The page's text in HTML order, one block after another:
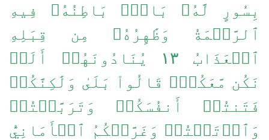
بِسُورٍ لَّهُۥ بَابُۢ بَاطِنُهُۥ فِيهِ
ٱلرَّحۡمَةُ وَظَٰهِرُهُۥ مِن قِبَلِهِ
ٱلۡعَذَابُ ١٣ يُنَادُونَهُمۡ أَلَمۡ
نَكُن مَّعَكُمۡۖ قَالُواْ بَلَىٰ وَلَٰكِنَّكُمۡ
فَتَنتُمۡ أَنفُسَكُمۡ وَتَرَبَّصۡتُمۡ
وَٱرۡتَبۡتُمۡ وَغَرَّتۡكُمُ ٱلۡأَمَانِيُّ